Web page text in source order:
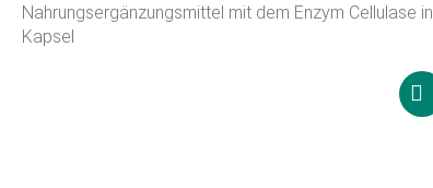
Nahrungsergänzungsmittel mit dem Enzym Cellulase in
Kapsel